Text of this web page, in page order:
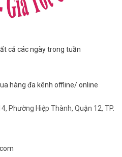
cả các ngày trong tuần
hàng đa kênh offline/ online
Phường Hiệp Thành, Quận 12, TP.